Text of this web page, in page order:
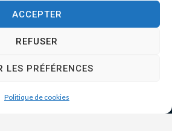
ACCEPTER
REFUSER
LES PRÉFÉRENCES
Politique de cookies